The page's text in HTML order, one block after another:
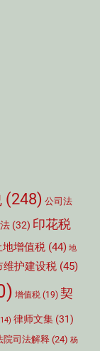
(248) 公司法
(32) 印花税
地增值税 (44) 地
维护建设税 (45)
增值税 (19) 契
律师文集 (31)
院司法解释 (24) 杨